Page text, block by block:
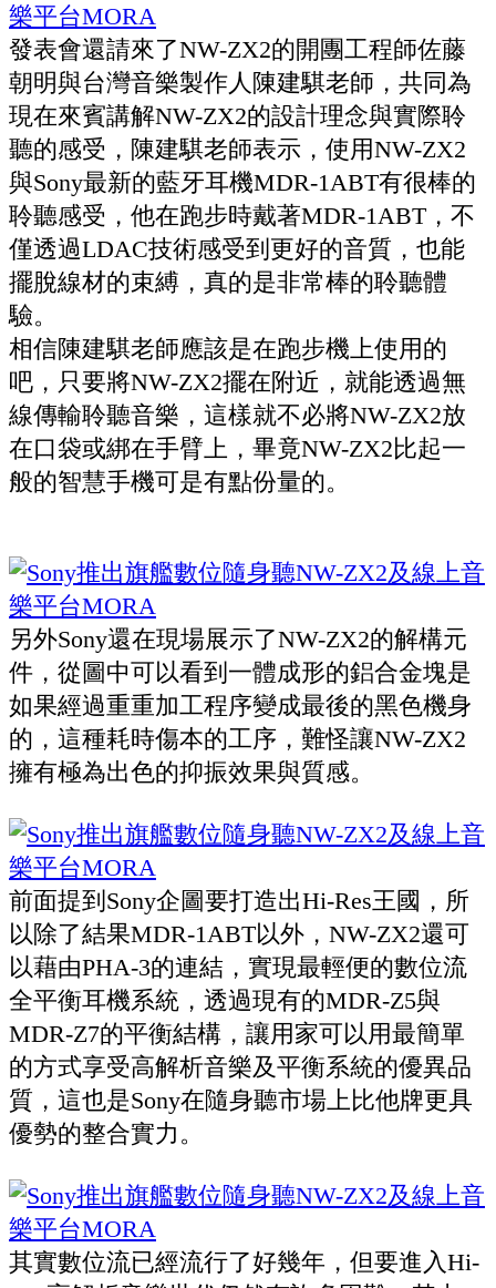
發表會還請來了NW-ZX2的開團工程師佐藤
朝明與台灣音樂製作人陳建騏老師，共同為
現在來賓講解NW-ZX2的設計理念與實際聆
聽的感受，陳建騏老師表示，使用NW-ZX2
與Sony最新的藍牙耳機MDR-1ABT有很棒的
聆聽感受，他在跑步時戴著MDR-1ABT，不
僅透過LDAC技術感受到更好的音質，也能
擺脫線材的束縛，真的是非常棒的聆聽體
驗。
相信陳建騏老師應該是在跑步機上使用的
吧，只要將NW-ZX2擺在附近，就能透過無
線傳輸聆聽音樂，這樣就不必將NW-ZX2放
在口袋或綁在手臂上，畢竟NW-ZX2比起一
般的智慧手機可是有點份量的。
另外Sony還在現場展示了NW-ZX2的解構元
件，從圖中可以看到一體成形的鋁合金塊是
如果經過重重加工程序變成最後的黑色機身
的，這種耗時傷本的工序，難怪讓NW-ZX2
擁有極為出色的抑振效果與質感。
前面提到Sony企圖要打造出Hi-Res王國，所
以除了結果MDR-1ABT以外，NW-ZX2還可
以藉由PHA-3的連結，實現最輕便的數位流
全平衡耳機系統，透過現有的MDR-Z5與
MDR-Z7的平衡結構，讓用家可以用最簡單
的方式享受高解析音樂及平衡系統的優異品
質，這也是Sony在隨身聽市場上比他牌更具
優勢的整合實力。
其實數位流已經流行了好幾年，但要進入Hi-